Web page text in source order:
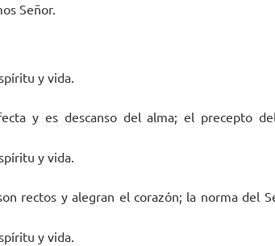
Señor.
y vida.
y es descanso del alma; el precepto
y vida.
rectos y alegran el corazón; la norma del
y vida.